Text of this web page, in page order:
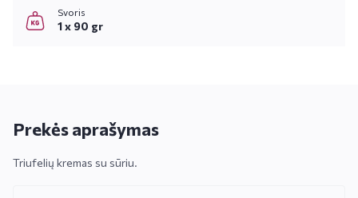
Svoris
1 x 90 gr
Prekės aprašymas
Triufelių kremas su sūriu.